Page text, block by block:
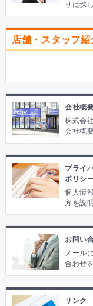
りに探
店舗・スタッフ紹
会社概
株式会
会社概
プライ
ポリシ
個人情
方を説
お問い
メール
合わせ
リンク